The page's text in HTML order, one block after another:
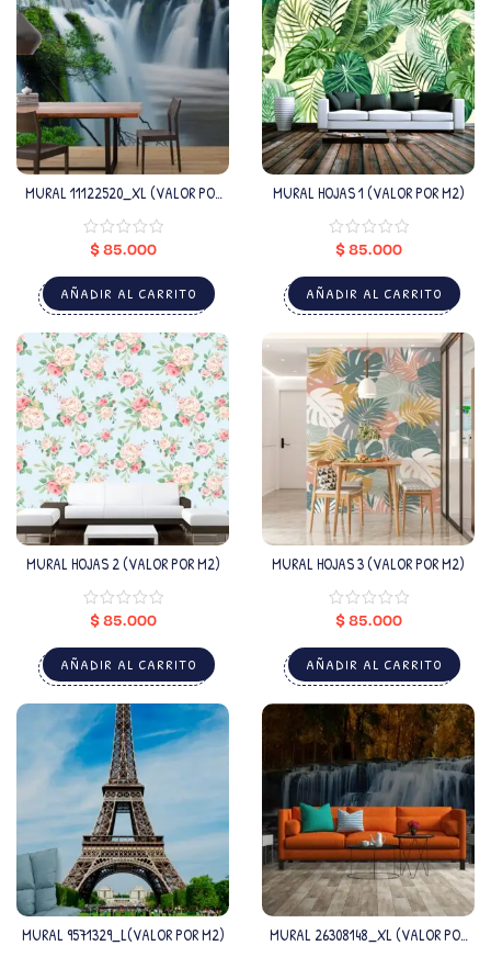
MURAL 11122520_XL (VALOR POR
$85.000
AÑADIR AL CARRITO
MURAL HOJAS 1 (VALOR POR M2)
$85.000
AÑADIR AL CARRITO
MURAL HOJAS 2 (VALOR POR M2)
$85.000
AÑADIR AL CARRITO
MURAL HOJAS 3 (VALOR POR M2)
$85.000
AÑADIR AL CARRITO
MURAL 9571329_L(VALOR POR M2)
MURAL 26308148_XL (VALOR POR